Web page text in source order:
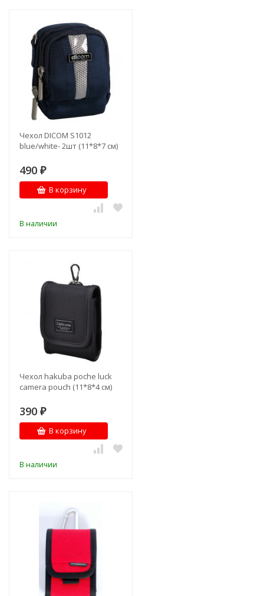
Чехол DICOM S1012
blue/white- 2шт (11*8*7 см)
490 ₽
В корзину
В наличии
Чехол hakuba poche luck
camera pouch (11*8*4 см)
390 ₽
В корзину
В наличии